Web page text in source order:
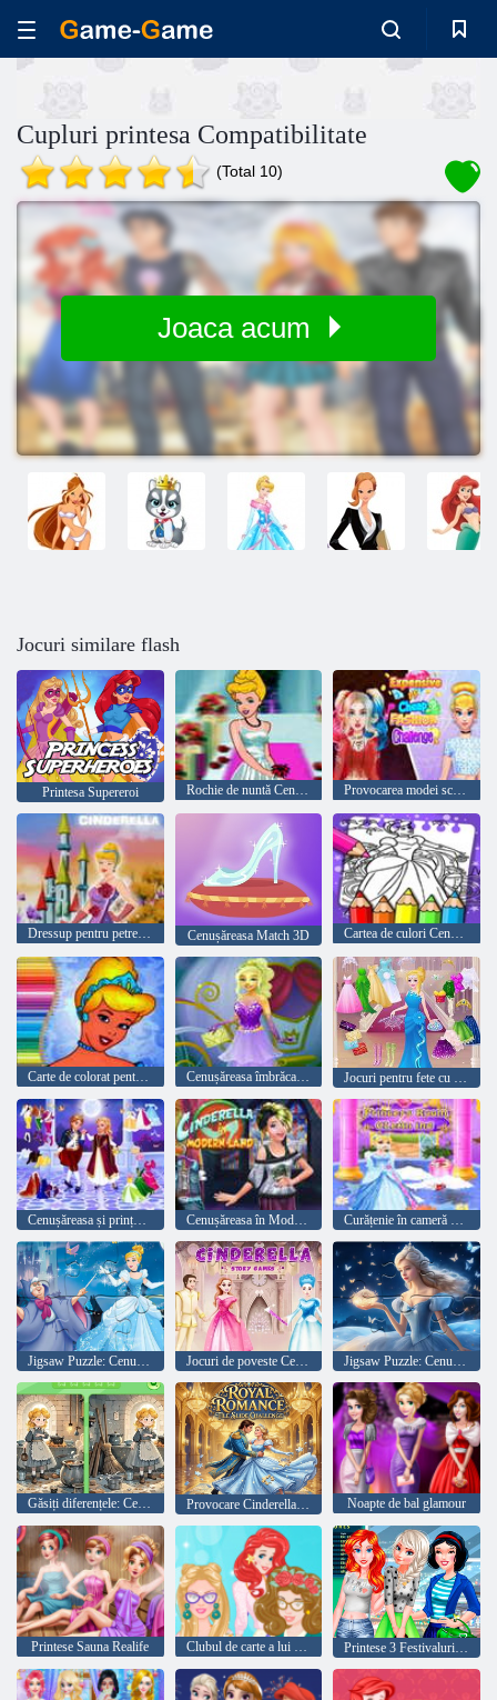
Cupluri printesa Compatibilitate
(Total 10)
Joaca acum
Jocuri similare flash
Printesa Supereroi Rochie de nuntă Cenușăreasa Provocarea modei scumpe vs ieftine
Dressup pentru petrecerea Cenușăreasa Cenușăreasa Match 3D Cartea de culori Cenușăreasa
Carte de colorat pentru Cenușăreasa Cenușăreasa îmbrăcați moda nova Jocuri pentru fete cu Cenușăreasa
Cenușăreasa și prințul fermecător Cenușăreasa în Modernland Curățenie în cameră prințesă
Jigsaw Puzzle: Cenușăreasa se transformă Jocuri de poveste Cenușăreasa Jigsaw Puzzle: Cenușăreasa
Găsiți diferențele: Cenușăreasa Provocare Cinderella Tile Slide Noapte de bal glamour
Printese Sauna Realife Printese 3 Festivaluri de primăvară